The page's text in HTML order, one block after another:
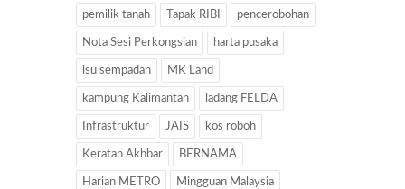
pemilik tanah Tapak RIBI pencerobohan
Nota Sesi Perkongsian harta pusaka
isu sempadan MK Land
kampung Kalimantan ladang FELDA
Infrastruktur JAIS kos roboh
Keratan Akhbar BERNAMA
Harian METRO Mingguan Malaysia